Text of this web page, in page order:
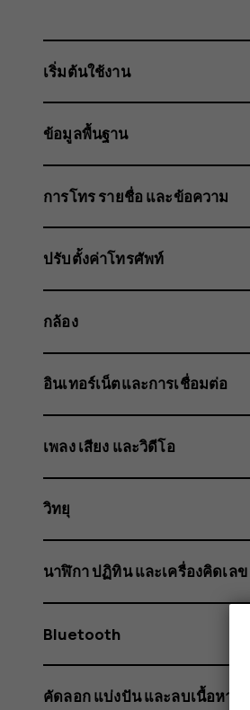
เริ่มต้นใช้งาน
ข้อมูลพื้นฐาน
การโทร รายชื่อ และข้อความ
ปรับตั้งค่าโทรศัพท์
กล้อง
อินเทอร์เน็ตและการเชื่อมต่อ
เพลง เสียง และวิดีโอ
วิทยุ
นาฬิกา ปฏิทิน และเครื่องคิดเลข
Bluetooth
คัดลอก แบ่งปัน และลบเนื้อหา